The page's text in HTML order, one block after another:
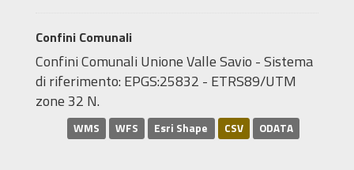
Confini Comunali
Confini Comunali Unione Valle Savio - Sistema
di riferimento: EPGS:25832 - ETRS89/UTM
zone 32 N.
WMS WFS Esri Shape CSV ODATA